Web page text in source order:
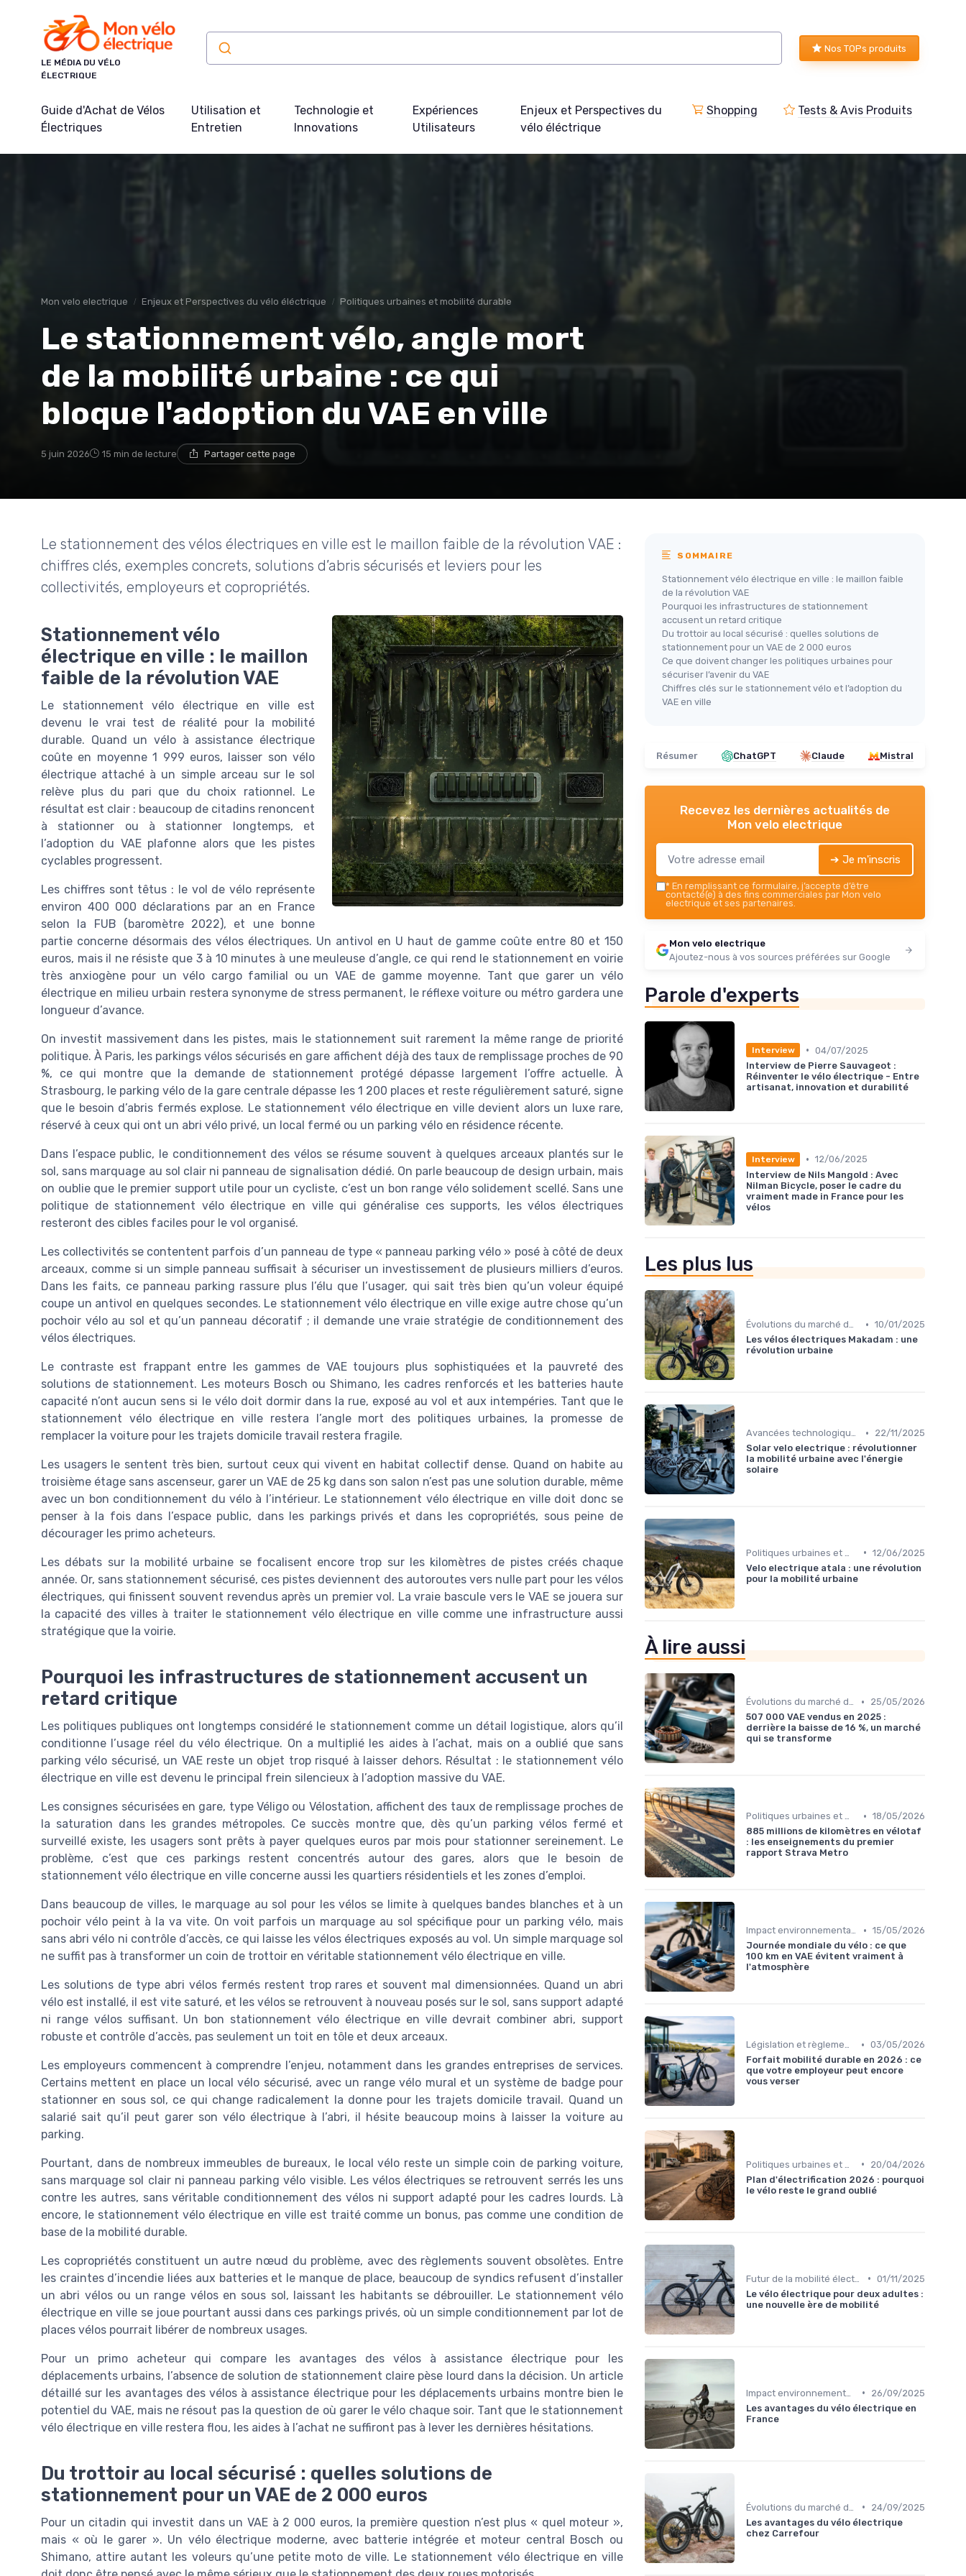
LE MÉDIA DU VÉLO
ÉLECTRIQUE
Nos TOPs produits
Guide d'Achat de Vélos
Électriques
Utilisation et
Entretien
Technologie et
Innovations
Expériences
Utilisateurs
Enjeux et Perspectives du
vélo éléctrique
Shopping Tests & Avis Produits
Mon velo electrique Enjeux et Perspectives du vélo éléctrique Politiques urbaines et mobilité durable
Le stationnement vélo, angle mort
de la mobilité urbaine : ce qui
bloque l'adoption du VAE en ville
5 juin 2026 15 min de lecture Partager cette page
Le stationnement des vélos électriques en ville est le maillon faible de la révolution VAE :
chiffres clés, exemples concrets, solutions d’abris sécurisés et leviers pour les
collectivités, employeurs et copropriétés.
Stationnement vélo
électrique en ville : le maillon
faible de la révolution VAE
Le stationnement vélo électrique en ville est
devenu le vrai test de réalité pour la mobilité
durable. Quand un vélo à assistance électrique
coûte en moyenne 1 999 euros, laisser son vélo
électrique attaché à un simple arceau sur le sol
relève plus du pari que du choix rationnel. Le
résultat est clair : beaucoup de citadins renoncent
à stationner ou à stationner longtemps, et
l’adoption du VAE plafonne alors que les pistes
cyclables progressent.
Les chiffres sont têtus : le vol de vélo représente
environ 400 000 déclarations par an en France
selon la FUB (baromètre 2022), et une bonne
partie concerne désormais des vélos électriques. Un antivol en U haut de gamme coûte entre 80 et 150
euros, mais il ne résiste que 3 à 10 minutes à une meuleuse d’angle, ce qui rend le stationnement en voirie
très anxiogène pour un vélo cargo familial ou un VAE de gamme moyenne. Tant que garer un vélo
électrique en milieu urbain restera synonyme de stress permanent, le réflexe voiture ou métro gardera une
longueur d’avance.
On investit massivement dans les pistes, mais le stationnement suit rarement la même range de priorité
politique. À Paris, les parkings vélos sécurisés en gare affichent déjà des taux de remplissage proches de 90
%, ce qui montre que la demande de stationnement protégé dépasse largement l’offre actuelle. À
Strasbourg, le parking vélo de la gare centrale dépasse les 1 200 places et reste régulièrement saturé, signe
que le besoin d’abris fermés explose. Le stationnement vélo électrique en ville devient alors un luxe rare,
réservé à ceux qui ont un abri vélo privé, un local fermé ou un parking vélo en résidence récente.
Dans l’espace public, le conditionnement des vélos se résume souvent à quelques arceaux plantés sur le
sol, sans marquage au sol clair ni panneau de signalisation dédié. On parle beaucoup de design urbain, mais
on oublie que le premier support utile pour un cycliste, c’est un bon range vélo solidement scellé. Sans une
politique de stationnement vélo électrique en ville qui généralise ces supports, les vélos électriques
resteront des cibles faciles pour le vol organisé.
Les collectivités se contentent parfois d’un panneau de type « panneau parking vélo » posé à côté de deux
arceaux, comme si un simple panneau suffisait à sécuriser un investissement de plusieurs milliers d’euros.
Dans les faits, ce panneau parking rassure plus l’élu que l’usager, qui sait très bien qu’un voleur équipé
coupe un antivol en quelques secondes. Le stationnement vélo électrique en ville exige autre chose qu’un
pochoir vélo au sol et qu’un panneau décoratif ; il demande une vraie stratégie de conditionnement des
vélos électriques.
Le contraste est frappant entre les gammes de VAE toujours plus sophistiquées et la pauvreté des
solutions de stationnement. Les moteurs Bosch ou Shimano, les cadres renforcés et les batteries haute
capacité n’ont aucun sens si le vélo doit dormir dans la rue, exposé au vol et aux intempéries. Tant que le
stationnement vélo électrique en ville restera l’angle mort des politiques urbaines, la promesse de
remplacer la voiture pour les trajets domicile travail restera fragile.
Les usagers le sentent très bien, surtout ceux qui vivent en habitat collectif dense. Quand on habite au
troisième étage sans ascenseur, garer un VAE de 25 kg dans son salon n’est pas une solution durable, même
avec un bon conditionnement du vélo à l’intérieur. Le stationnement vélo électrique en ville doit donc se
penser à la fois dans l’espace public, dans les parkings privés et dans les copropriétés, sous peine de
décourager les primo acheteurs.
Les débats sur la mobilité urbaine se focalisent encore trop sur les kilomètres de pistes créés chaque
année. Or, sans stationnement sécurisé, ces pistes deviennent des autoroutes vers nulle part pour les vélos
électriques, qui finissent souvent revendus après un premier vol. La vraie bascule vers le VAE se jouera sur
la capacité des villes à traiter le stationnement vélo électrique en ville comme une infrastructure aussi
stratégique que la voirie.
Pourquoi les infrastructures de stationnement accusent un
retard critique
Les politiques publiques ont longtemps considéré le stationnement comme un détail logistique, alors qu’il
conditionne l’usage réel du vélo électrique. On a multiplié les aides à l’achat, mais on a oublié que sans
parking vélo sécurisé, un VAE reste un objet trop risqué à laisser dehors. Résultat : le stationnement vélo
électrique en ville est devenu le principal frein silencieux à l’adoption massive du VAE.
Les consignes sécurisées en gare, type Véligo ou Vélostation, affichent des taux de remplissage proches de
la saturation dans les grandes métropoles. Ce succès montre que, dès qu’un parking vélos fermé et
surveillé existe, les usagers sont prêts à payer quelques euros par mois pour stationner sereinement. Le
problème, c’est que ces parkings restent concentrés autour des gares, alors que le besoin de
stationnement vélo électrique en ville concerne aussi les quartiers résidentiels et les zones d’emploi.
Dans beaucoup de villes, le marquage au sol pour les vélos se limite à quelques bandes blanches et à un
pochoir vélo peint à la va vite. On voit parfois un marquage au sol spécifique pour un parking vélo, mais
sans abri vélo ni contrôle d’accès, ce qui laisse les vélos électriques exposés au vol. Un simple marquage sol
ne suffit pas à transformer un coin de trottoir en véritable stationnement vélo électrique en ville.
Les solutions de type abri vélos fermés restent trop rares et souvent mal dimensionnées. Quand un abri
vélo est installé, il est vite saturé, et les vélos se retrouvent à nouveau posés sur le sol, sans support adapté
ni range vélos suffisant. Un bon stationnement vélo électrique en ville devrait combiner abri, support
robuste et contrôle d’accès, pas seulement un toit en tôle et deux arceaux.
Les employeurs commencent à comprendre l’enjeu, notamment dans les grandes entreprises de services.
Certains mettent en place un local vélo sécurisé, avec un range vélo mural et un système de badge pour
stationner en sous sol, ce qui change radicalement la donne pour les trajets domicile travail. Quand un
salarié sait qu’il peut garer son vélo électrique à l’abri, il hésite beaucoup moins à laisser la voiture au
parking.
Pourtant, dans de nombreux immeubles de bureaux, le local vélo reste un simple coin de parking voiture,
sans marquage sol clair ni panneau parking vélo visible. Les vélos électriques se retrouvent serrés les uns
contre les autres, sans véritable conditionnement des vélos ni support adapté pour les cadres lourds. Là
encore, le stationnement vélo électrique en ville est traité comme un bonus, pas comme une condition de
base de la mobilité durable.
Les copropriétés constituent un autre nœud du problème, avec des règlements souvent obsolètes. Entre
les craintes d’incendie liées aux batteries et le manque de place, beaucoup de syndics refusent d’installer
un abri vélos ou un range vélos en sous sol, laissant les habitants se débrouiller. Le stationnement vélo
électrique en ville se joue pourtant aussi dans ces parkings privés, où un simple conditionnement par lot de
places vélos pourrait libérer de nombreux usages.
Pour un primo acheteur qui compare les avantages des vélos à assistance électrique pour les
déplacements urbains, l’absence de solution de stationnement claire pèse lourd dans la décision. Un article
détaillé sur les avantages des vélos à assistance électrique pour les déplacements urbains montre bien le
potentiel du VAE, mais ne résout pas la question de où garer le vélo chaque soir. Tant que le stationnement
vélo électrique en ville restera flou, les aides à l’achat ne suffiront pas à lever les dernières hésitations.
Du trottoir au local sécurisé : quelles solutions de
stationnement pour un VAE de 2 000 euros
Pour un citadin qui investit dans un VAE à 2 000 euros, la première question n’est plus « quel moteur »,
mais « où le garer ». Un vélo électrique moderne, avec batterie intégrée et moteur central Bosch ou
Shimano, attire autant les voleurs qu’une petite moto de ville. Le stationnement vélo électrique en ville
SOMMAIRE
Stationnement vélo électrique en ville : le maillon faible
de la révolution VAE
Pourquoi les infrastructures de stationnement
accusent un retard critique
Du trottoir au local sécurisé : quelles solutions de
stationnement pour un VAE de 2 000 euros
Ce que doivent changer les politiques urbaines pour
sécuriser l’avenir du VAE
Chiffres clés sur le stationnement vélo et l’adoption du
VAE en ville
Résumer ChatGPT Claude Mistral
Recevez les dernières actualités de
Mon velo electrique
➔ Je m'inscris
* En remplissant ce formulaire, j’accepte d’être
contacté(e) à des fins commerciales par Mon velo
electrique et ses partenaires.
Mon velo electrique
Ajoutez-nous à vos sources préférées sur Google
Parole d'experts
Interview • 04/07/2025
Interview de Pierre Sauvageot :
Réinventer le vélo électrique - Entre
artisanat, innovation et durabilité
Interview • 12/06/2025
Interview de Nils Mangold : Avec
Nilman Bicycle, poser le cadre du
vraiment made in France pour les
vélos
Les plus lus
Évolutions du marché du vélo électrique • 10/01/2025
Les vélos électriques Makadam : une
révolution urbaine
Avancées technologiques en e-bike •
22/11/2025
Solar velo electrique : révolutionner
la mobilité urbaine avec l'énergie
solaire
• 12/06/2025
Velo electrique atala : une révolution
pour la mobilité urbaine
À lire aussi
Évolutions du marché du vélo électrique •
25/05/2026
507 000 VAE vendus en 2025 :
derrière la baisse de 16 %, un marché
qui se transforme
Politiques urbaines et mobilité durable • 18/05/2026
885 millions de kilomètres en vélotaf
: les enseignements du premier
rapport Strava Metro
Impact environnemental des vélos électriques • 15/05/2026
Journée mondiale du vélo : ce que
100 km en VAE évitent vraiment à
l'atmosphère
Législation et règlementation sur l'usage • 03/05/2026
Forfait mobilité durable en 2026 : ce
que votre employeur peut encore
vous verser
•
20/04/2026
Plan d'électrification 2026 : pourquoi
le vélo reste le grand oublié
• 01/11/2025
Le vélo électrique pour deux adultes :
une nouvelle ère de mobilité
•
26/09/2025
Les avantages du vélo électrique en
France
•
24/09/2025
Les avantages du vélo électrique
chez Carrefour